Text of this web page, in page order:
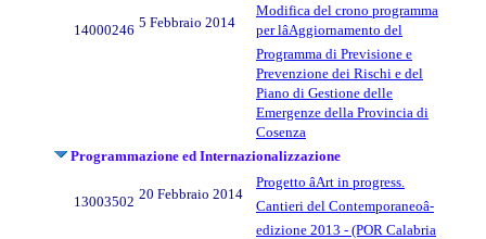
14000246 5 Febbraio 2014
Modifica del crono programma
per lâAggiornamento del
Programma di Previsione e
Prevenzione dei Rischi e del
Piano di Gestione delle
Emergenze della Provincia di
Cosenza
Programmazione ed Internazionalizzazione
13003502 20 Febbraio 2014
Progetto âArt in progress.
Cantieri del Contemporaneoâ-
edizione 2013 - (POR Calabria